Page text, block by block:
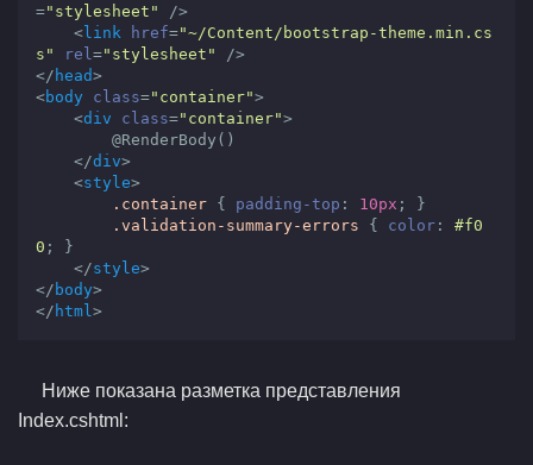
="stylesheet"
/>
< link href="~/Content/bootstrap-theme.min.cs
s"
rel="stylesheet"
/>
</ head>
<body class="container">
<div class="container">
</div>
<style>
.container { padding-top : 10px ; }
.validation-summary-errors
{ color :
#f0
0 ; }
</style>
</ body>
</ html>
Ниже показана разметка представления
Index.cshtml: